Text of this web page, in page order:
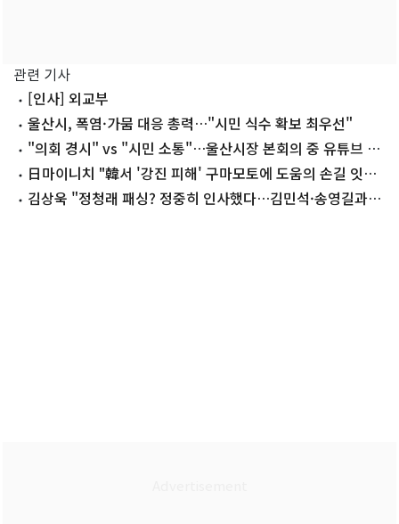
관련 기사
[인사] 외교부
울산시, 폭염·가뭄 대응 총력…"시민 식수 확보 최우선"
"의회 경시" vs "시민 소통"…울산시장 본회의 중 유튜브 댓
글 논란
日마이니치 "韓서 '강진 피해' 구마모토에 도움의 손길 잇따
라"김상욱 "정청래 패싱? 정중히 인사했다…김민석·송영길과는